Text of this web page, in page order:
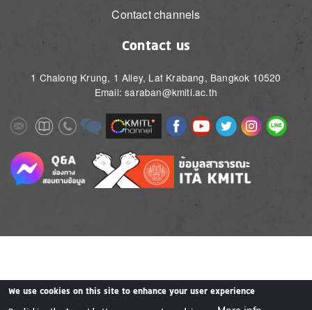
Contact channels
Contact us
1 Chalong Krung, 1 Alley, Lat Krabang, Bangkok 10520
Email: saraban@kmitl.ac.th
ImageImageImageImage Image ImageImageImageImageImage
Image Image
We use cookies on this site to enhance your user experience